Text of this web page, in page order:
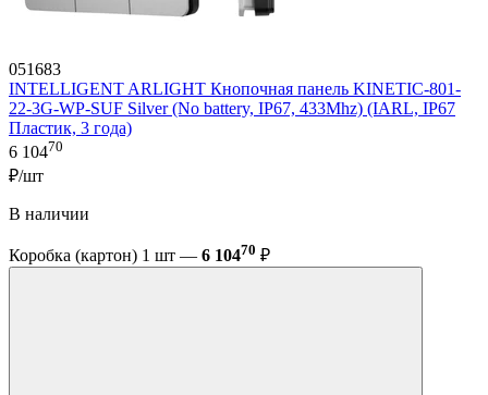
051683
INTELLIGENT ARLIGHT Кнопочная панель KINETIC-801-
22-3G-WP-SUF Silver (No battery, IP67, 433Mhz) (IARL, IP67
Пластик, 3 года)
6 10470
₽/шт
В наличии
Коробка (картон) 1 шт — 6 10470 ₽